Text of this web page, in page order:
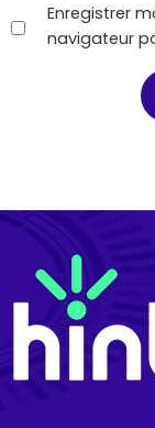
Enregistrer
navigateur